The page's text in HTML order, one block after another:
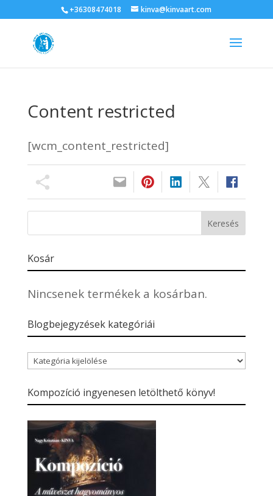
+36308474018 kinva@kinvaart.com
Content restricted
[wcm_content_restricted]
Kosár
Nincsenek termékek a kosárban.
Blogbejegyzések kategóriái
Blogbejegyzések
kategóriái
Kompozíció ingyenesen letölthető könyv!